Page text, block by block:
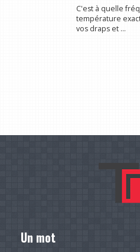
C'est à quelle
température
vos draps et ...
Un mot